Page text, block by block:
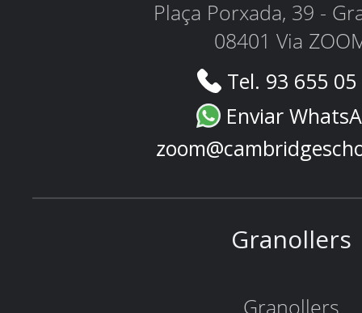
Plaça Porxada, 39 -
08401 Via
Tel. 93 655
Enviar
Granollers
Granollers